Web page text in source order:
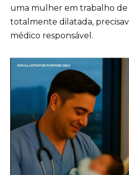
uma mulher em trabalho de
totalmente dilatada,
médico responsável.